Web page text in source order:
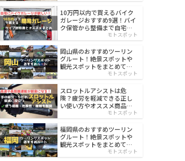
10万円以内で買えるバイク
ガレージおすすめ9選！バイ
ク保管から整備まで自宅で
モトスポット
岡山県のおすすめツーリン
グルート！絶景スポットや
観光スポットをまとめて紹
モトスポット
スロットルアシストは危
険？疲労を軽減できる正し
い使い方やオススメ商品を
モトスポット
福岡県のおすすめツーリン
グルート！絶景スポットや
観光スポットをまとめて紹
モトスポット